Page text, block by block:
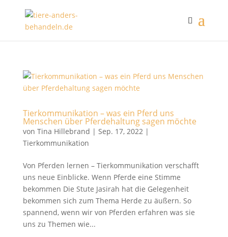
Tierkommunikation – was ein Pferd uns
Menschen über Pferdehaltung sagen möchte
von Tina Hillebrand | Sep. 17, 2022|
Tierkommunikation
Von Pferden lernen – Tierkommunikation verschafft
uns neue Einblicke. Wenn Pferde eine Stimme
bekommen Die Stute Jasirah hat die Gelegenheit
bekommen sich zum Thema Herde zu äußern. So
spannend, wenn wir von Pferden erfahren was sie
uns zu Themen wie...